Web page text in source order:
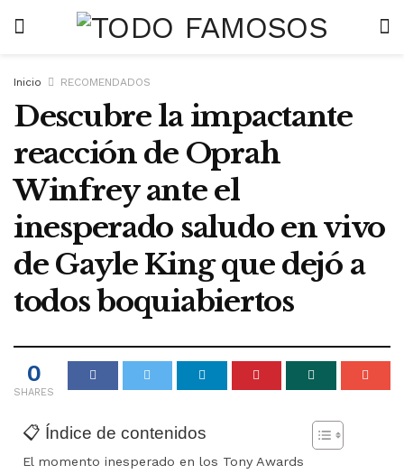
Inicio RECOMENDADOS
Descubre la impactante
reacción de Oprah
Winfrey ante el
inesperado saludo en vivo
de Gayle King que dejó a
todos boquiabiertos
0
SHARES
📋 Índice de contenidos
El momento inesperado en los Tony Awards